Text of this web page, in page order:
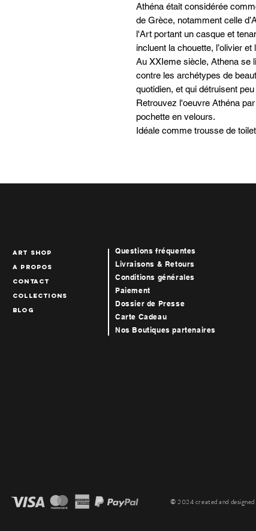
Athéna était considérée
de Grèce, notamment celle
l'Art portant un casque et
incluent la chouette, l’olivier et
Au XXIeme siècle, Athena se
contre les archétypes de
quotidien, et qui détruisent
Retrouvez l'oeuvre Athéna
pochette en velours.
Idéale comme trousse de
art Shop
A propos
Contact
collections
blog
Questions fréquentes
Livraisons & Retours
Conditions générales
Paiement
Dossier de Presse
Carte Cadeau
Nos Boutiques partenaires
© 2024 created and